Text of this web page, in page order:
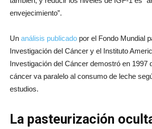
envejecimiento”.
Un análisis publicado por el Fondo Mundial
Investigación del Cáncer y el Instituto
Investigación del Cáncer demostró en 1997
cáncer va paralelo al consumo de leche
estudios.
La pasteurización